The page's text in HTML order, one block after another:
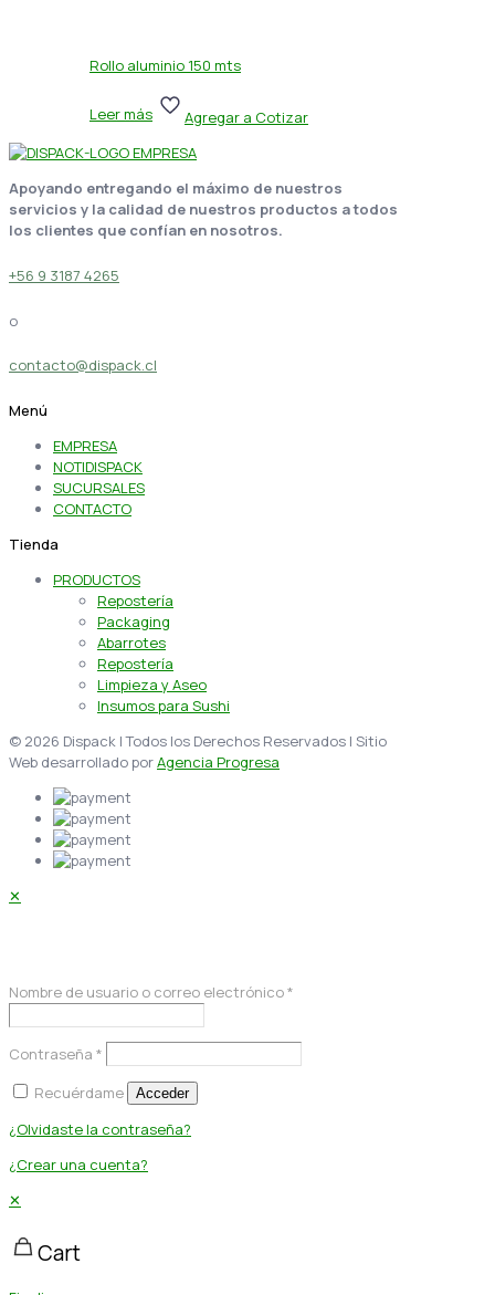
Rollo aluminio 150 mts
Leer más Agregar a Cotizar
Apoyando entregando el máximo de nuestros
servicios y la calidad de nuestros productos a todos
los clientes que confían en nosotros.
+56 9 3187 4265
o
contacto@dispack.cl
Menú
EMPRESA
NOTIDISPACK
SUCURSALES
CONTACTO
Tienda
PRODUCTOS
Repostería
Packaging
Abarrotes
Repostería
Limpieza y Aseo
Insumos para Sushi
© 2026 Dispack | Todos los Derechos Reservados | Sitio
Web desarrollado porAgencia Progresa
✕
Nombre de usuario o correo electrónico*
Contraseña *
Recuérdame
Acceder
¿Olvidaste la contraseña?
¿Crear una cuenta?
✕
Cart